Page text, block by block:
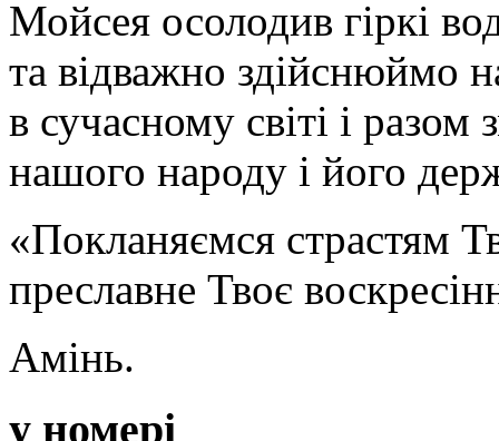
Мойсея осолодив гіркі
та відважно здійснюймо
в сучасному світі і
нашого народу і його
«Покланяємся страстям
преславне Твоє
Амінь.
у номері